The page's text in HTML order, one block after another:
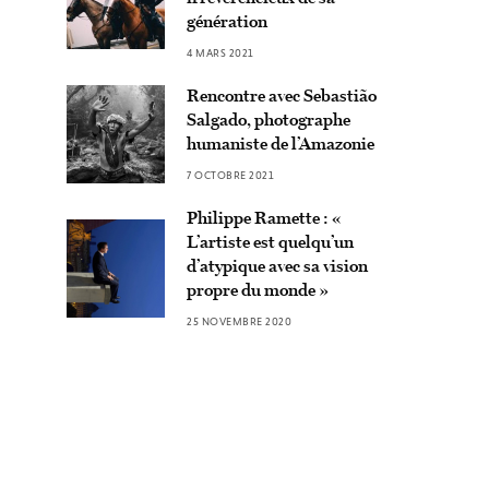
génération
4 MARS 2021
Rencontre avec Sebastião
Salgado, photographe
humaniste de l’Amazonie
7 OCTOBRE 2021
Philippe Ramette : «
L’artiste est quelqu’un
d’atypique avec sa vision
propre du monde »
25 NOVEMBRE 2020